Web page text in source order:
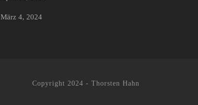
März 4, 2024
Copyright 2024 - Thorsten Hahn